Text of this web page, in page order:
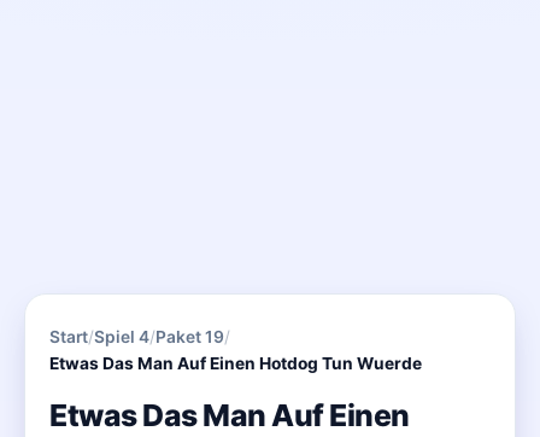
Start/Spiel 4/Paket 19/
Etwas Das Man Auf Einen Hotdog Tun Wuerde
Etwas Das Man Auf Einen